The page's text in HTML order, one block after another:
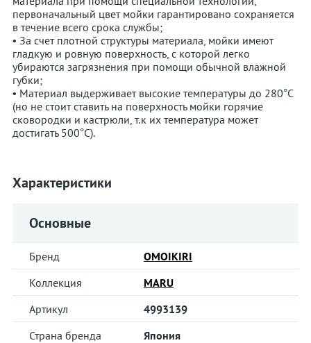
первоначальный цвет мойки гарантировано сохраняется
в течение всего срока службы;
• За счет плотной структуры материала, мойки имеют
гладкую и ровную поверхность, с которой легко
убираются загрязнения при помощи обычной влажной
губки;
• Материал выдерживает высокие температуры до 280°С
(но не стоит ставить на поверхность мойки горячие
сковородки и кастрюли, т.к их температура может
достигать 500°С).
Характеристики
Основные
Бренд
OMOIKIRI
Коллекция
MARU
Артикул
4993139
Страна бренда
Япония